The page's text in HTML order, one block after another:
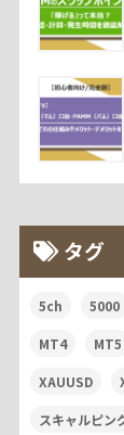
タグ
5ch 5000
MT4 MT5
XAUUSD
スキャルピン